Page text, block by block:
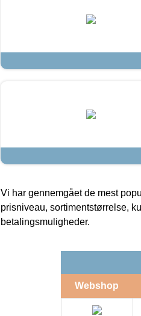
Vi har gennemgået de mest
prisniveau, sortimentstørrelse,
betalingsmuligheder.
Webshop